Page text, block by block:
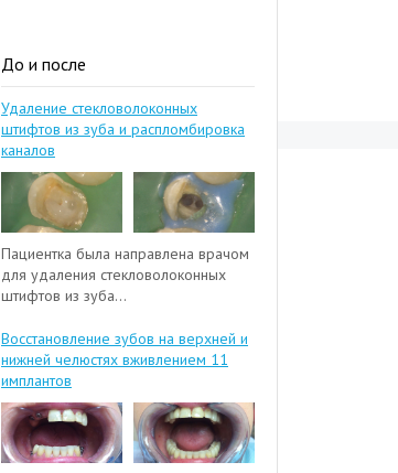
До и после
Удаление стекловолоконных
штифтов из зуба и распломбировка
каналов
Пациентка была направлена врачом
для удаления стекловолоконных
штифтов из зуба...
Восстановление зубов на верхней и
нижней челюстях вживлением 11
имплантов